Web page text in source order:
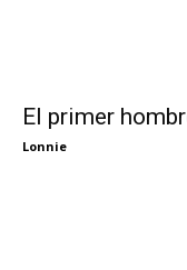
El primer
Lonnie